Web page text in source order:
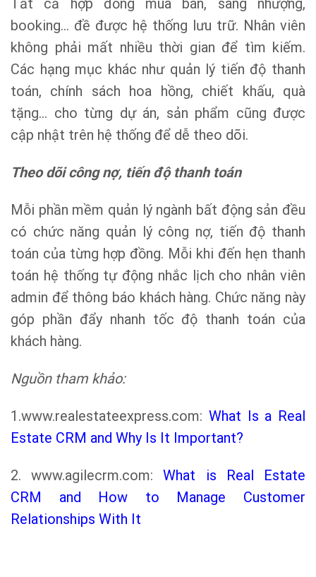
booking… đề được hệ thống lưu trữ. Nhân viên
không phải mất nhiều thời gian để tìm kiếm.
Các hạng mục khác như quản lý tiến độ thanh
toán, chính sách hoa hồng, chiết khấu, quà
tặng… cho từng dự án, sản phẩm cũng được
cập nhật trên hệ thống để dễ theo dõi.
Theo dõi công nợ, tiến độ thanh toán
Mỗi phần mềm quản lý ngành bất động sản đều
có chức năng quản lý công nợ, tiến độ thanh
toán của từng hợp đồng. Mỗi khi đến hẹn thanh
toán hệ thống tự động nhắc lịch cho nhân viên
admin để thông báo khách hàng. Chức năng này
góp phần đẩy nhanh tốc độ thanh toán của
khách hàng.
Nguồn tham khảo:
1.www.realestateexpress.com: What Is a Real
Estate CRM and Why Is It Important?
2. www.agilecrm.com:What is Real Estate
CRM and How to Manage Customer
Relationships With It